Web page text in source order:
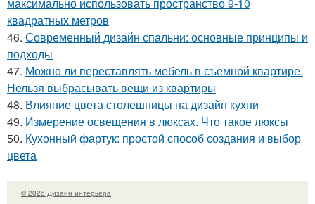
квадратных метров
46. Современный дизайн спальни: основные принципы и
подходы
47. Можно ли переставлять мебель в съемной квартире.
Нельзя выбрасывать вещи из квартиры
48. Влияние цвета столешницы на дизайн кухни
49. Измерение освещения в люксах. Что такое люксы
50. Кухонный фартук: простой способ создания и выбор
цвета
© 2026 Дизайн интерьера